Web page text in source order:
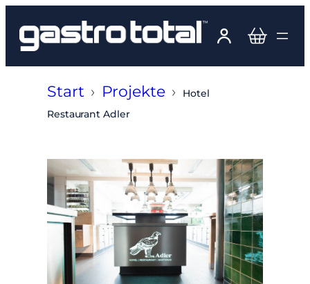
Inhalt
springen
Start › Projekte ›
Hotel
Restaurant Adler